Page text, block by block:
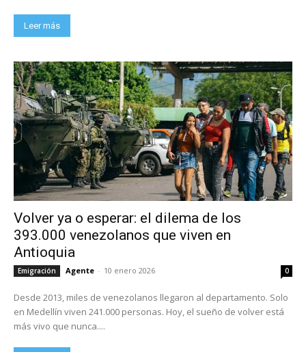
Leer más
Volver ya o esperar: el dilema de los
393.000 venezolanos que viven en
Antioquia
Emigración Agente - 10 enero 2026 0
Desde 2013, miles de venezolanos llegaron al departamento. Solo
en Medellín viven 241.000 personas. Hoy, el sueño de volver está
más vivo que nunca....